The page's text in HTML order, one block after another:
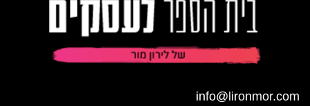
info@lironmor.com